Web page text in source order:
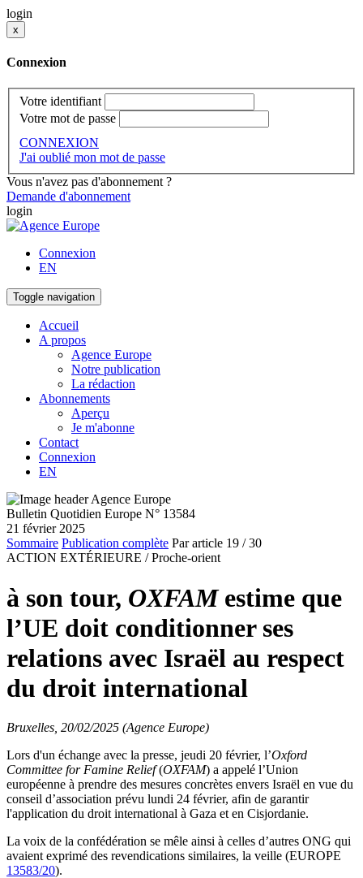
login
x
Connexion
Votre identifiant
Votre mot de passe
CONNEXION
J'ai oublié mon mot de passe
Vous n'avez pas d'abonnement ?
Demande d'abonnement
login
Connexion
EN
Toggle navigation
Accueil
A propos
Agence Europe
Notre publication
La rédaction
Abonnements
Aperçu
Je m'abonne
Contact
Connexion
EN
Bulletin Quotidien Europe N° 13584
21 février 2025
Sommaire Publication complète Par article 19 / 30
ACTION EXTÉRIEURE / Proche-orient
à son tour, OXFAMestime que
l’UE doit conditionner ses
relations avec Israël au respect
du droit international
Bruxelles, 20/02/2025 (Agence Europe)
Lors d'un échange avec la presse, jeudi 20 février, l’Oxford
Committee for Famine Relief(OXFAM) a appelé l’Union
européenne à prendre des mesures concrètes envers Israël en vue du
conseil d’association prévu lundi 24 février, afin de garantir
l'application du droit international à Gaza et en Cisjordanie.
La voix de la confédération se mêle ainsi à celles d’autres ONG qui
avaient exprimé des revendications similaires, la veille (EUROPE
13583/20).